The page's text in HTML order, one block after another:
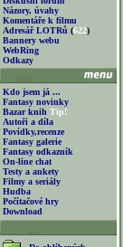
Názory, úvahy
Komentáře k filmu
Adresář LOTRů (622)
Bannery webu
WebRing
Odkazy
Kdo jsem já ...
Fantasy novinky
Bazar knih Tip!
Autoři a díla
Povídky,recenze
Fantasy galerie
Fantasy odkazník
On-line chat
Testy a ankety
Filmy a seriály
Hudba
Počítačové hry
Download